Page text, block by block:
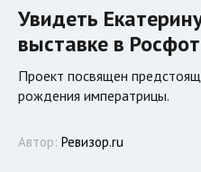
Увидеть
выставке в
Проект посвящен
рождения императрицы.
Автор: Ревизор.ru